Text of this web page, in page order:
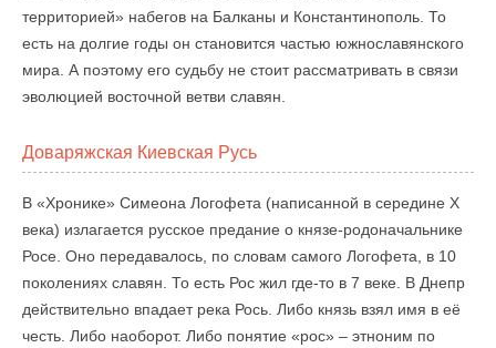
территорией» набегов на Балканы и Константинополь. То
есть на долгие годы он становится частью южнославянского
мира. А поэтому его судьбу не стоит рассматривать в связи
эволюцией восточной ветви славян.
Доваряжская Киевская Русь
В «Хронике» Симеона Логофета (написанной в середине X
века) излагается русское предание о князе-родоначальнике
Росе. Оно передавалось, по словам самого Логофета, в 10
поколениях славян. То есть Рос жил где-то в 7 веке. В Днепр
действительно впадает река Рось. Либо князь взял имя в её
честь. Либо наоборот. Либо понятие «рос» – этноним по